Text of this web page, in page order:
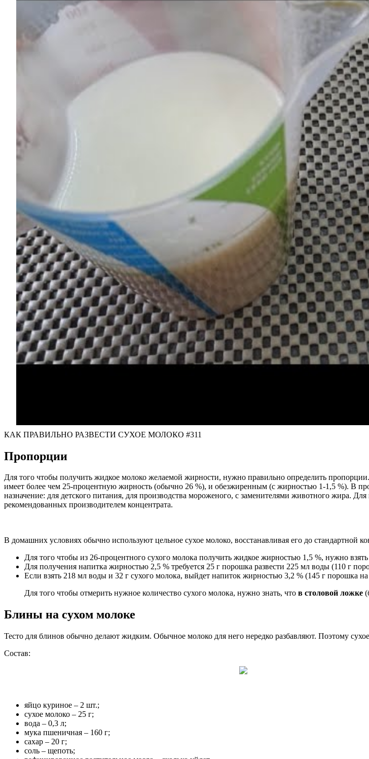
КАК ПРАВИЛЬНО РАЗВЕСТИ СУХОЕ МОЛОКО #311
Пропорции
Для того чтобы получить жидкое молоко желаемой жирности, нужно правильно определить
имеет более чем 25-процентную жирность (обычно 26 %), и обезжиренным (с жирностью 1-1,5 %). В
назначение: для детского питания, для производства мороженого, с заменителями животного жира.
рекомендованных производителем концентрата.
В домашних условиях обычно используют цельное сухое молоко, восстанавливая его до стандартной
Для того чтобы из 26-процентного сухого молока получить жидкое жирностью 1,5 %, нужно
Для получения напитка жирностью 2,5 % требуется 25 г порошка развести 225 мл воды (110 г
Если взять 218 мл воды и 32 г сухого молока, выйдет напиток жирностью 3,2 % (145 г порошка
Для того чтобы отмерить нужное количество сухого молока, нужно знать, что в столовой ложке
Блины на сухом молоке
Тесто для блинов обычно делают жидким. Обычное молоко для него нередко разбавляют. Поэтому
Состав:
яйцо куриное – 2 шт.;
сухое молоко – 25 г;
вода – 0,3 л;
мука пшеничная – 160 г;
сахар – 20 г;
соль – щепоть;